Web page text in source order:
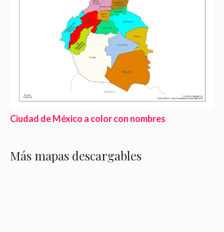
Ciudad de México a color con nombres
Más mapas descargables